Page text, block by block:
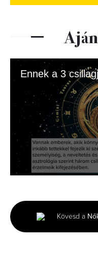
minute,
15
seconds
Kövesd a